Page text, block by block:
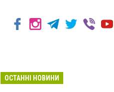
ОСТАННІ НОВИНИ